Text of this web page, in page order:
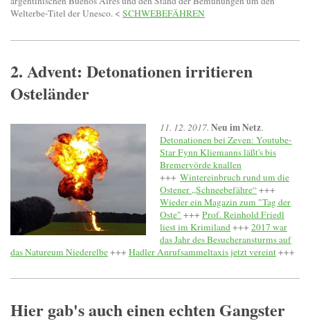
Welterbe-Titel der Unesco. < SCHWEBEFÄHREN
2. Advent: Detonationen irritieren
Osteländer
11. 12. 2017. Neu im Netz.
Detonationen bei Zeven: Youtube-
Star Fynn Kliemanns läßt's bis
Bremervörde knallen
+++ Wintereinbruch rund um die
Ostener „Schneebefähre“+++
Wieder ein Magazin zum "Tag der
Oste" +++ Prof. Reinhold Friedl
liest im Krimiland+++ 2017 war
das Jahr des Besucheransturms auf
das Natureum Niederelbe+++ Hadler Anrufsammeltaxis jetzt vereint+++
Hier gab's auch einen echten Gangster